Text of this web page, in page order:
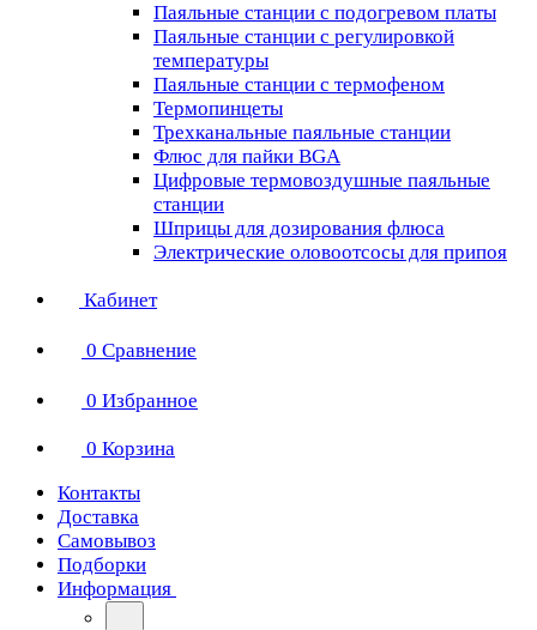
Паяльные станции с подогревом платы
Паяльные станции с регулировкой
температуры
Паяльные станции с термофеном
Термопинцеты
Трехканальные паяльные станции
Флюс для пайки BGA
Цифровые термовоздушные паяльные
станции
Шприцы для дозирования флюса
Электрические оловоотсосы для припоя
Кабинет
0 Сравнение
0 Избранное
0 Корзина
Контакты
Доставка
Самовывоз
Подборки
Информация